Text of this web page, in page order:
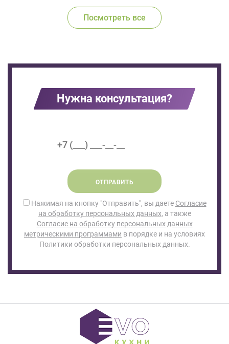
Посмотреть все
Нужна консультация?
ОТПРАВИТЬ
Нажимая на кнопку "Отправить", вы даете Согласие
на обработку персональных данных, а также
Согласие на обработку персональных данных
метрическими программами в порядке и на условиях
Политики обработки персональных данных.